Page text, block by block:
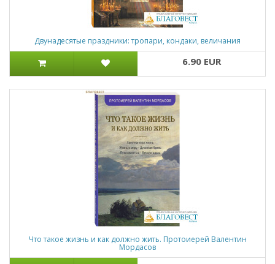
Двунадесятые праздники: тропари, кондаки, величания
6.90 EUR
Что такое жизнь и как должно жить. Протоиерей Валентин
Мордасов